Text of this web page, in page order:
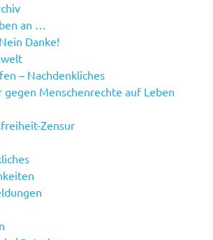
an …
Danke!
– Nachdenkliches
gegen Menschenrechte auf Leben
Zensur